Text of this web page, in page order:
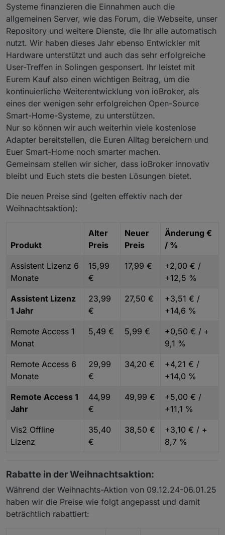
Systeme finanzieren die Einnahmen auch die
allgemeinen Server, wie das Forum, die Webseite, unser
Repository und weitere Dienste, die Ihr alle automatisch
nutzt. Wir haben dieses Jahr ebenso Entwickler mit
Hardware unterstützt und auch das sehr erfolgreiche
User-Treffen in Solingen gesponsert. Ihr leistet mit
Eurem Kauf also einen wichtigen Beitrag, um die
kontinuierliche Weiterentwicklung von ioBroker, als
eines der wenigen sehr erfolgreichen Open-Source
Smart-Home-Systeme, zu unterstützen.
Nur so können wir auch weiterhin viele kostenlose
Adapter bereitstellen, die Euren Alltag bereichern und
Euer Smart-Home noch smarter machen.
Gemeinsam stellen wir sicher, dass ioBroker innovativ
bleibt und Euch stets die besten Lösungen bietet.
Die neuen Preise sind (gelten effektiv nach der
Weihnachtsaktion):
Produkt
Alter
Preis
Neuer
Preis
Änderung €
/ %
Assistent Lizenz 6
Monate
15,99
€
17,99 €
+2,00 € /
+12,5 %
Assistent Lizenz
1 Jahr
23,99
€
27,50 €
+3,51 € /
+14,6 %
Remote Access 1
Monat
5,49 € 5,99 €
+0,50 € / +
9,1 %
Remote Access 6
Monate
29,99
€
34,20 €
+4,21 € /
+14,0 %
Remote Access 1
Jahr
44,99
€
49,99 €
+5,00 € /
+11,1 %
Vis2 Offline
Lizenz
35,40
€
38,50 €
+3,10 € / +
8,7 %
Rabatte in der Weihnachtsaktion:
Während der Weihnachts-Aktion von 09.12.24-06.01.25
haben wir die Preise wie folgt angepasst und damit
beträchtlich rabattiert: